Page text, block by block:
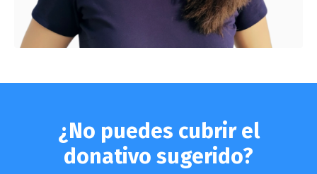
¿No puedes cubrir el
donativo sugerido?